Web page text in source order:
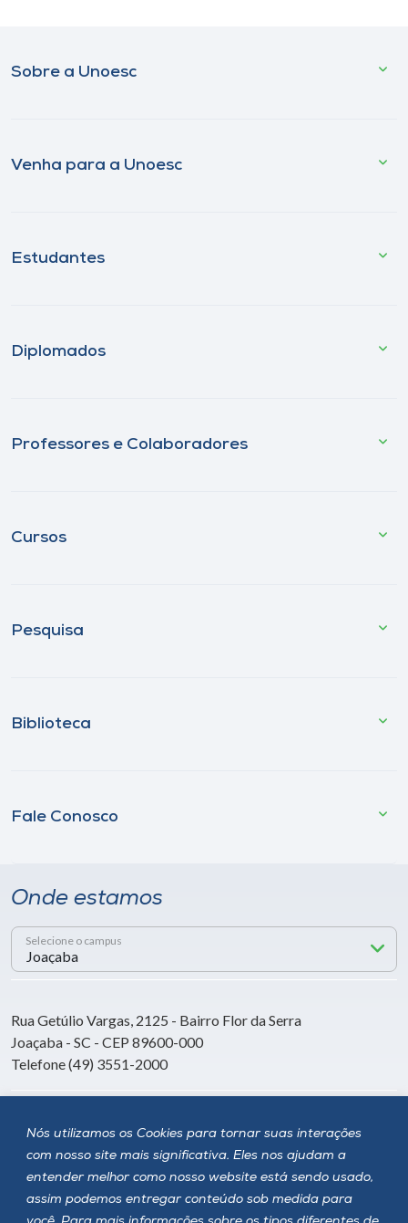
Nós utilizamos os Cookies para tornar suas interações
com nosso site mais significativa. Eles nos ajudam a
entender melhor como nosso website está sendo usado,
assim podemos entregar conteúdo sob medida para
Sobre a Unoesc
Venha para a Unoesc
Estudantes
Diplomados
Professores e Colaboradores
Cursos
Pesquisa
Biblioteca
Fale Conosco
Onde estamos
Selecione o campus
Rua Getúlio Vargas, 2125 - Bairro Flor da Serra
Joaçaba - SC - CEP 89600-000
Telefone (49) 3551-2000
Siga a Unoesc